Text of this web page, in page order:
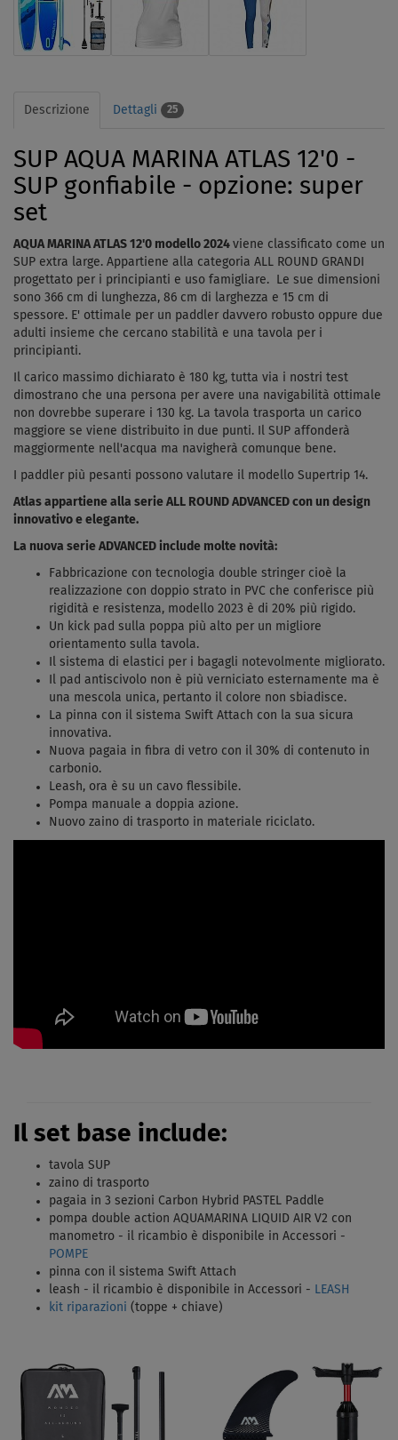
Descrizione Dettagli 25
SUP AQUA MARINA ATLAS 12'0 -
SUP gonfiabile - opzione: super
set
AQUA MARINA ATLAS 12'0 modello 2024 viene classificato come un
SUP extra large. Appartiene alla categoria ALL ROUND GRANDI
progettato per i principianti e uso famigliare. Le sue dimensioni
sono 366 cm di lunghezza, 86 cm di larghezza e 15 cm di
spessore. E' ottimale per un paddler davvero robusto oppure due
adulti insieme che cercano stabilità e una tavola per i
principianti.
Il carico massimo dichiarato è 180 kg, tutta via i nostri test
dimostrano che una persona per avere una navigabilità ottimale
non dovrebbe superare i 130 kg. La tavola trasporta un carico
maggiore se viene distribuito in due punti. Il SUP affonderà
maggiormente nell'acqua ma navigherà comunque bene.
I paddler più pesanti possono valutare il modello Supertrip 14.
Atlas appartiene alla serie ALL ROUND ADVANCED con un design
innovativo e elegante.
La nuova serie ADVANCED include molte novità:
Fabbricazione con tecnologia double stringer cioè la
realizzazione con doppio strato in PVC che conferisce più
rigidità e resistenza, modello 2023 è di 20% più rigido.
Un kick pad sulla poppa più alto per un migliore
orientamento sulla tavola.
Il sistema di elastici per i bagagli notevolmente migliorato.
Il pad antiscivolo non è più verniciato esternamente ma è
una mescola unica, pertanto il colore non sbiadisce.
La pinna con il sistema Swift Attach con la sua sicura
innovativa.
Nuova pagaia in fibra di vetro con il 30% di contenuto in
carbonio.
Leash, ora è su un cavo flessibile.
Pompa manuale a doppia azione.
Nuovo zaino di trasporto in materiale riciclato.
Il set base include:
tavola SUP
zaino di trasporto
pagaia in 3 sezioni Carbon Hybrid PASTEL Paddle
pompa double action AQUAMARINA LIQUID AIR V2 con
manometro - il ricambio è disponibile in Accessori -
POMPE
pinna con il sistema Swift Attach
leash - il ricambio è disponibile in Accessori - LEASH
kit riparazioni (toppe + chiave)